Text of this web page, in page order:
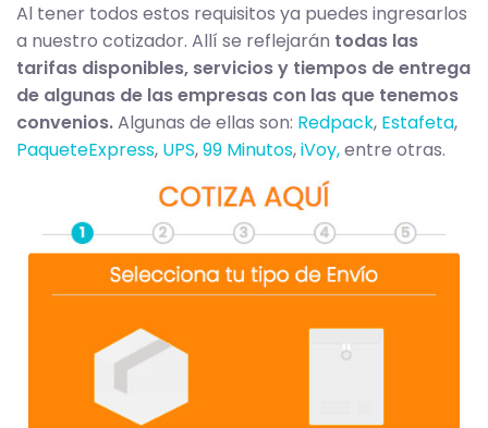
Al tener todos estos requisitos ya puedes ingresarlos
a nuestro cotizador. Allí se reflejarán todas las
tarifas disponibles, servicios y tiempos de entrega
de algunas de las empresas con las que tenemos
convenios.Algunas de ellas son: Redpack, Estafeta,
PaqueteExpress, UPS,99 Minutos,iVoy,entre otras.